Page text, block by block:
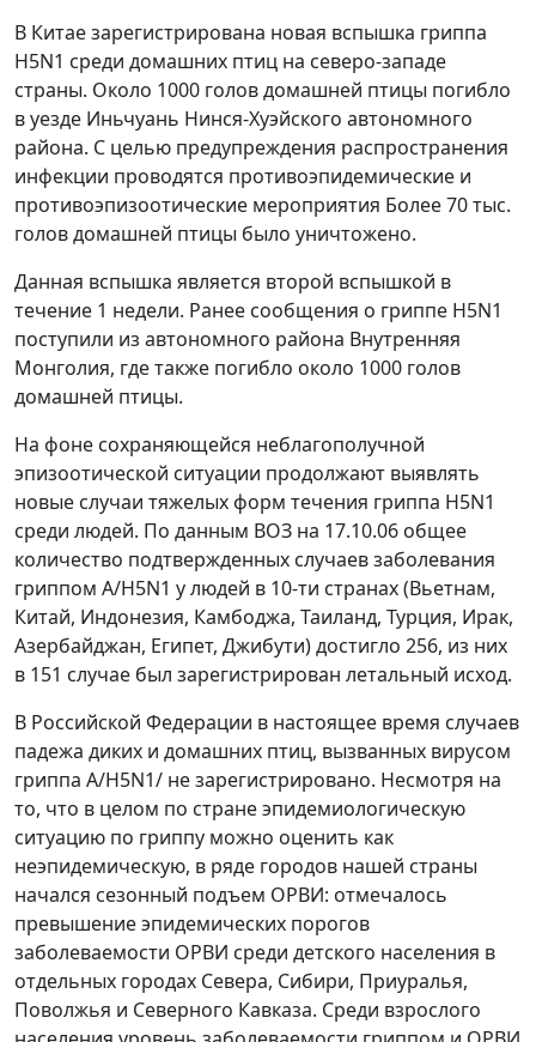
В Китае зарегистрирована новая вспышка гриппа
H5N1 среди домашних птиц на северо-западе
страны. Около 1000 голов домашней птицы погибло
в уезде Иньчуань Нинся-Хуэйского автономного
района. С целью предупреждения распространения
инфекции проводятся противоэпидемические и
противоэпизоотические мероприятия Более 70 тыс.
голов домашней птицы было уничтожено.
Данная вспышка является второй вспышкой в
течение 1 недели. Ранее сообщения о гриппе H5N1
поступили из автономного района Внутренняя
Монголия, где также погибло около 1000 голов
домашней птицы.
На фоне сохраняющейся неблагополучной
эпизоотической ситуации продолжают выявлять
новые случаи тяжелых форм течения гриппа H5N1
среди людей. По данным ВОЗ на 17.10.06 общее
количество подтвержденных случаев заболевания
гриппом A/H5N1 у людей в 10-ти странах (Вьетнам,
Китай, Индонезия, Камбоджа, Таиланд, Турция, Ирак,
Азербайджан, Египет, Джибути) достигло 256, из них
в 151 случае был зарегистрирован летальный исход.
В Российской Федерации в настоящее время случаев
падежа диких и домашних птиц, вызванных вирусом
гриппа A/H5N1/ не зарегистрировано. Несмотря на
то, что в целом по стране эпидемиологическую
ситуацию по гриппу можно оценить как
неэпидемическую, в ряде городов нашей страны
начался сезонный подъем ОРВИ: отмечалось
превышение эпидемических порогов
заболеваемости ОРВИ среди детского населения в
отдельных городах Севера, Сибири, Приуралья,
Поволжья и Северного Кавказа. Среди взрослого